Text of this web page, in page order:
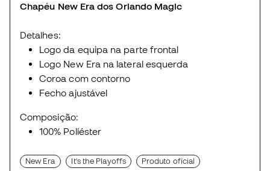
Chapéu New Era dos Orlando Magic
Detalhes:
Logo da equipa na parte frontal
Logo New Era na lateral esquerda
Coroa com contorno
Fecho ajustável
Composição:
100% Poliéster
New Era It's the Playoffs Produto oficial